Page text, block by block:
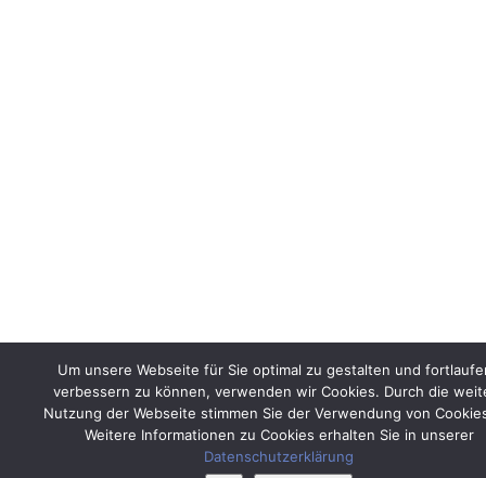
Um unsere Webseite für Sie optimal zu gestalten und
verbessern zu können, verwenden wir Cookies. Durch die
Nutzung der Webseite stimmen Sie der Verwendung von
Weitere Informationen zu Cookies erhalten Sie in unserer
Datenschutzerklärung